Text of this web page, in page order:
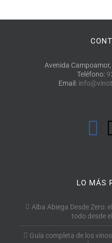
Avenida
Teléfono:
Email:
LO MÁS
Alba Abiega Desde Zero:
todo desde
Guía completa de los